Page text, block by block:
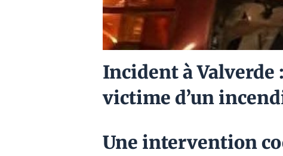
Incident à
victime d’un
Une intervention